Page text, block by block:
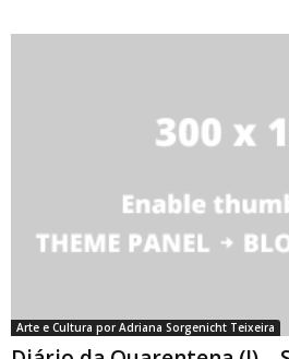
Arte e Cultura por Adriana Sorgenicht Teixeira